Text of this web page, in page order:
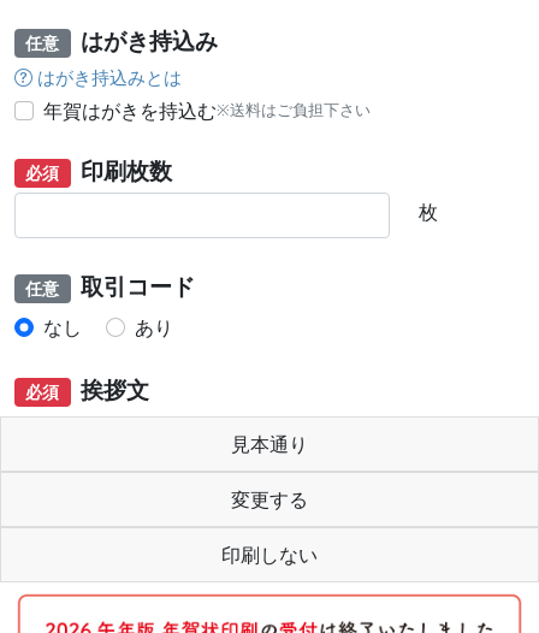
任意 はがき持込み
はがき持込みとは
年賀はがきを持込む※送料はご負担下さい
必須 印刷枚数
枚
任意 取引コード
なし あり
必須 挨拶文
見本通り
変更する
印刷しない